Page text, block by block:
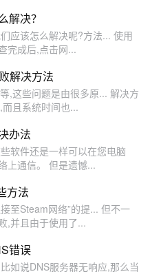
解决？
应该怎么解决呢?方法... 使用
完成后,点击网...
解决方法
,这些问题是由很多原... 解决方
且系统时间也...
办法
软件还是一样可以在您电脑
上通信。 但是遗憾...
方法
至Steam网络”的提... 但不一
,并且由于使用了...
错误
如说DNS服务器无响应,那么当